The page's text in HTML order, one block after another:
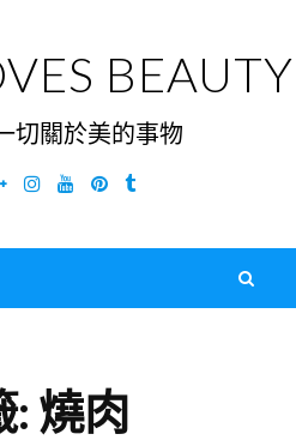
BEAUTY
切關於美的事物
GoogleInstagramYouTubePinterest
Tumblr
: 燒肉